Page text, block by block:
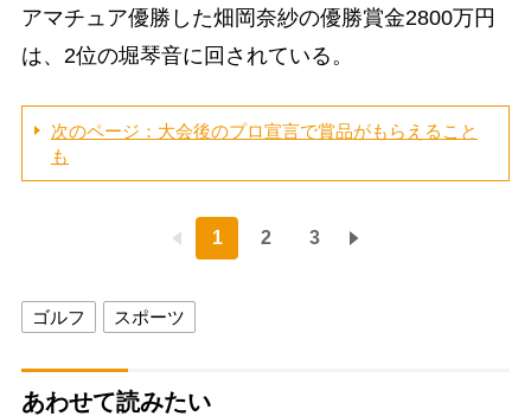
アマチュア優勝した畑岡奈紗の優勝賞金2800万円
は、2位の堀琴音に回されている。
次のページ：大会後のプロ宣言で賞品がもらえること
も
1 2 3
ゴルフ スポーツ
あわせて読みたい